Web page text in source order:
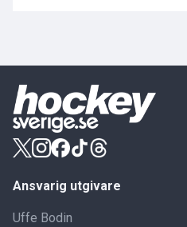
Ansvarig utgivare
Uffe Bodin